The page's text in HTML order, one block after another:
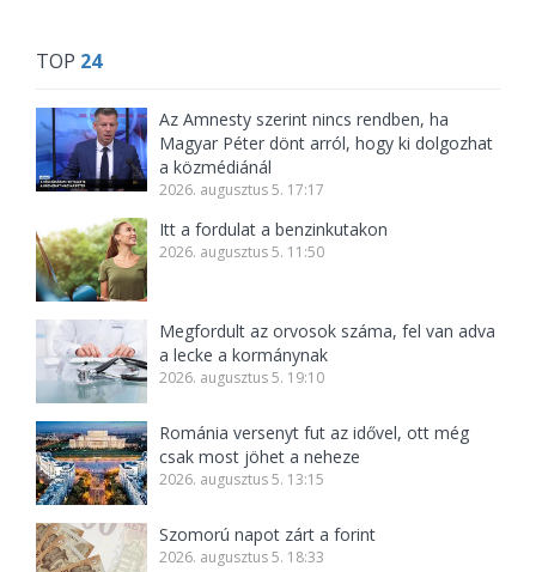
TOP 24
Az Amnesty szerint nincs rendben, ha
Magyar Péter dönt arról, hogy ki dolgozhat
a közmédiánál
2026. augusztus 5. 17:17
Itt a fordulat a benzinkutakon
2026. augusztus 5. 11:50
Megfordult az orvosok száma, fel van adva
a lecke a kormánynak
2026. augusztus 5. 19:10
Románia versenyt fut az idővel, ott még
csak most jöhet a neheze
2026. augusztus 5. 13:15
Szomorú napot zárt a forint
2026. augusztus 5. 18:33